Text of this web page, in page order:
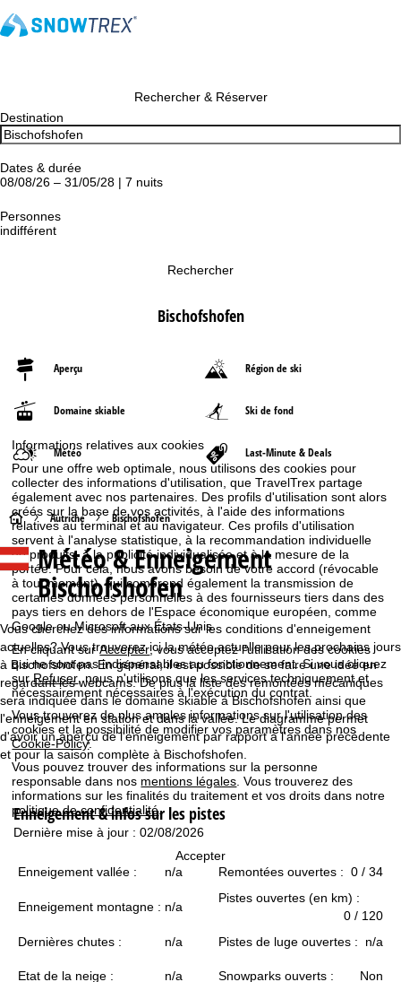
Informations relatives aux cookies
Pour une offre web optimale, nous utilisons des cookies pour
collecter des informations d'utilisation, que TravelTrex partage
également avec nos partenaires. Des profils d'utilisation sont alors
créés sur la base de vos activités, à l'aide des informations
relatives au terminal et au navigateur. Ces profils d'utilisation
servent à l'analyse statistique, à la recommandation individuelle
de produits, à la publicité individualisée et à la mesure de la
portée. Pour cela, nous avons besoin de votre accord (révocable
à tout moment), qui comprend également la transmission de
certaines données personnelles à des fournisseurs tiers dans des
pays tiers en dehors de l'Espace économique européen, comme
Google ou Microsoft aux États-Unis.
En cliquant surAccepter, vous acceptez l'utilisation des cookies
qui ne sont pas indispensables au fonctionnement. Si vous cliquez
surRefuser, nous n'utilisons que les services techniquement et
nécessairement nécessaires à l'exécution du contrat.
Vous trouverez de plus amples informations sur l'utilisation des
cookies et la possibilité de modifier vos paramètres dans nos
Cookie-Policy.
Vous pouvez trouver des informations sur la personne
responsable dans nos mentions légales . Vous trouverez des
informations sur les finalités du traitement et vos droits dans notre
politique de confidentialité.
Accepter
Rechercher & Réserver
Destination
Dates & durée
08/08/26 – 31/05/28 | 7 nuits
Personnes
indifférent
Rechercher
Bischofshofen
Aperçu Région de ski
Domaine skiable Ski de fond
Météo Last-Minute & Deals
P
a
g
e
d
'
a
c
c
Autriche Bischofshofen
Météo & Enneigement
Bischofshofen
Vous cherchez des informations sur les conditions d'enneigement
actuelles? Vous trouverez ici la météo actuelle pour les prochains jours
à Bischofshofen. En général, il est possible de se faire une idée en
regardant les webcams. De plus la liste des remontées mécaniques
sera indiquée dans le domaine skiable à Bischofshofen ainsi que
l'enneigement en station et dans la vallée. Le diagramme permet
d'avoir un aperçu de l'enneigement par rapport à l'année précédente
et pour la saison complète à Bischofshofen.
Enneigement & infos sur les pistes
Dernière mise à jour : 02/08/2026
Enneigement vallée : n/a Remontées ouvertes : 0 / 34
Enneigement montagne : n/a
Pistes ouvertes (en km) :
0 / 120
Dernières chutes :
n/a Pistes de luge ouvertes : n/a
Etat de la neige : n/a Snowparks ouverts :
Non